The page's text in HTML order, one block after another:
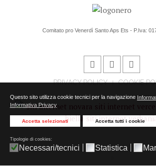
Questo sito utilizza cookie tecnici per la navigazione
Informativa Privacy
Accetta selezionati Accetta tutti i cookie
Tipologie di cookies:
Necessari/tecnici Statistica
Comitato pro Venerdì Santo Aps Ets - P.Iva:
PRIVACY POLICY COOKIE